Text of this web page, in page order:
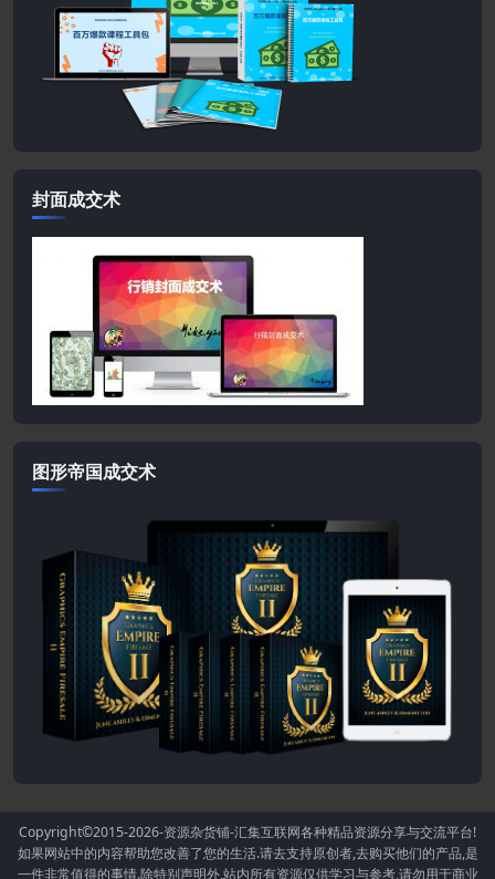
封面成交术
图形帝国成交术
Copyright©2015-2026-资源杂货铺-汇集互联网各种精品资源分享与交流平台!
如果网站中的内容帮助您改善了您的生活.请去支持原创者,去购买他们的产品,是
一件非常值得的事情.除特别声明外,站内所有资源仅供学习与参考,请勿用于商业